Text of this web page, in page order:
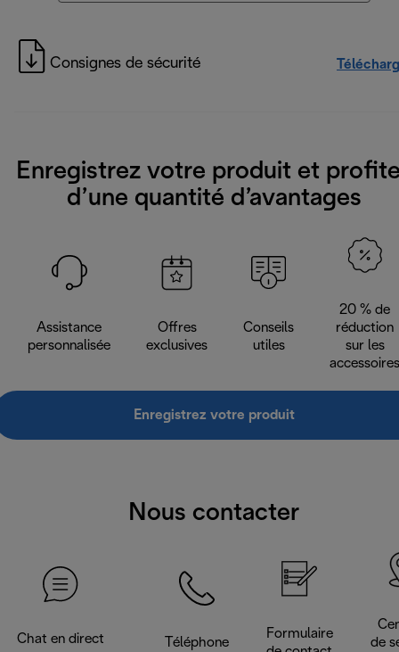
Consignes de sécurité
Enregistrez votre produit et
d’une quantité d’avantages
Assistance
personnalisée
Offres
exclusives
Conseils
utiles
20 % de
réduction
sur les
accessoires
Enregistrez votre produit
Nous contacter
Chat en direct Téléphone
Formulaire
de